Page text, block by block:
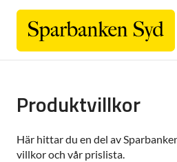
Produktvillkor
Här hittar du en del av
villkor och vår prislista.